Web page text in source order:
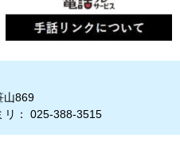
山869
： 025-388-3515